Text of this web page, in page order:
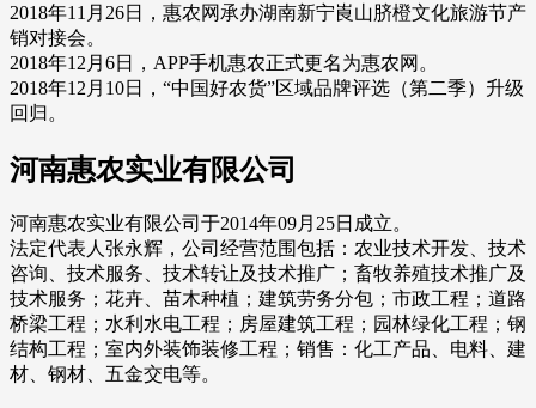
2018年11月26日，惠农网承办湖南新宁崀山脐橙文化旅游节产
销对接会。
2018年12月6日，APP手机惠农正式更名为惠农网。
2018年12月10日，“中国好农货”区域品牌评选（第二季）升级
回归。
河南惠农实业有限公司
河南惠农实业有限公司于2014年09月25日成立。
法定代表人张永辉，公司经营范围包括：农业技术开发、技术
咨询、技术服务、技术转让及技术推广；畜牧养殖技术推广及
技术服务；花卉、苗木种植；建筑劳务分包；市政工程；道路
桥梁工程；水利水电工程；房屋建筑工程；园林绿化工程；钢
结构工程；室内外装饰装修工程；销售：化工产品、电料、建
材、钢材、五金交电等。